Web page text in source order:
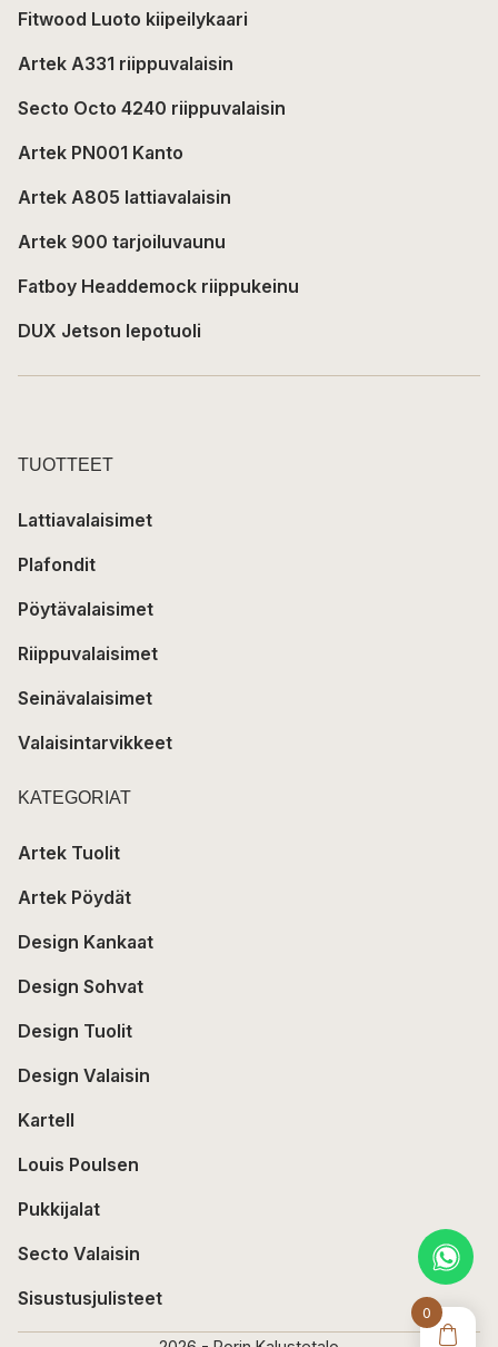
0
Fitwood Luoto kiipeilykaari
Artek A331 riippuvalaisin
Secto Octo 4240 riippuvalaisin
Artek PN001 Kanto
Artek A805 lattiavalaisin
Artek 900 tarjoiluvaunu
Fatboy Headdemock riippukeinu
DUX Jetson lepotuoli
TUOTTEET
Lattiavalaisimet
Plafondit
Pöytävalaisimet
Riippuvalaisimet
Seinävalaisimet
Valaisintarvikkeet
KATEGORIAT
Artek Tuolit
Artek Pöydät
Design Kankaat
Design Sohvat
Design Tuolit
Design Valaisin
Kartell
Louis Poulsen
Pukkijalat
Secto Valaisin
Sisustusjulisteet